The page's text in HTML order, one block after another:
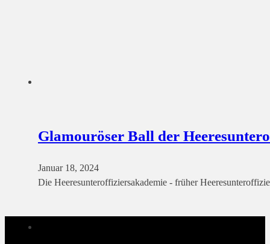
Glamouröser Ball der
Januar 18, 2024
Die Heeresunteroffiziersakademie - früher